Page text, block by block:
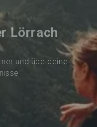
Lörrach
und übe deine